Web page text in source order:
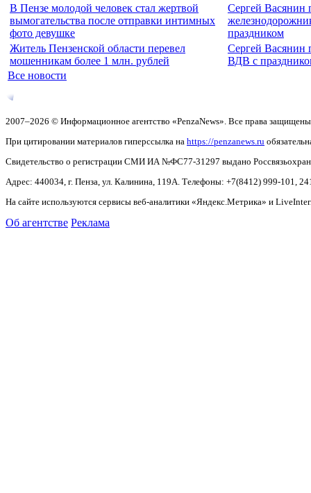
В Пензе молодой человек стал жертвой
вымогательства после отправки интимных
фото девушке
Сергей Васянин
праздником
Житель Пензенской области перевел
мошенникам более 1 млн. рублей
Сергей Васянин
ВДВ с
Все новости
2007–2026 © Информационное агентство «PenzaNews». Все права
При цитировании материалов гиперссылка на https://penzanews.ru
Свидетельство о регистрации СМИ ИА №ФС77-31297 выдано
Адрес: 440034, г. Пенза, ул. Калинина, 119А. Телефоны: +7(8412) 999-101,
На сайте используются сервисы веб-аналитики «Яндекс.Метрика» и
Об агентстве Реклама